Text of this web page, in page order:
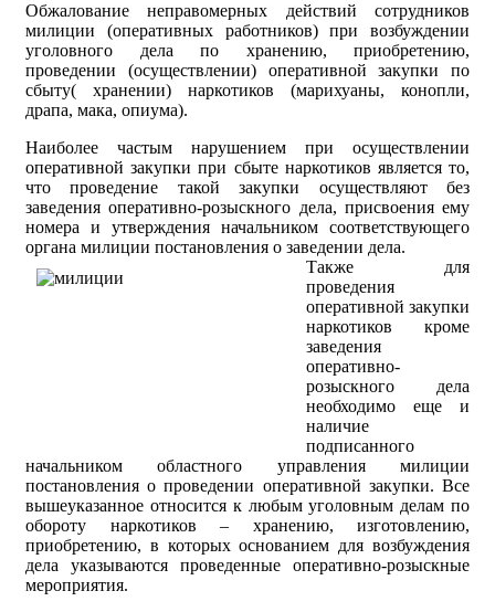
Обжалование неправомерных действий сотрудников
милиции (оперативных работников) при возбуждении
уголовного дела по хранению, приобретению,
проведении (осуществлении) оперативной закупки по
сбыту( хранении) наркотиков (марихуаны, конопли,
драпа, мака, опиума).
Наиболее частым нарушением при осуществлении
оперативной закупки при сбыте наркотиков является то,
что проведение такой закупки осуществляют без
заведения оперативно-розыскного дела, присвоения ему
номера и утверждения начальником соответствующего
органа милиции постановления о заведении дела.
Также для
проведения
оперативной закупки
наркотиков кроме
заведения
оперативно-
розыскного дела
необходимо еще и
наличие
подписанного
начальником областного управления милиции
постановления о проведении оперативной закупки. Все
вышеуказанное относится к любым уголовным делам по
обороту наркотиков – хранению, изготовлению,
приобретению, в которых основанием для возбуждения
дела указываются проведенные оперативно-розыскные
мероприятия.